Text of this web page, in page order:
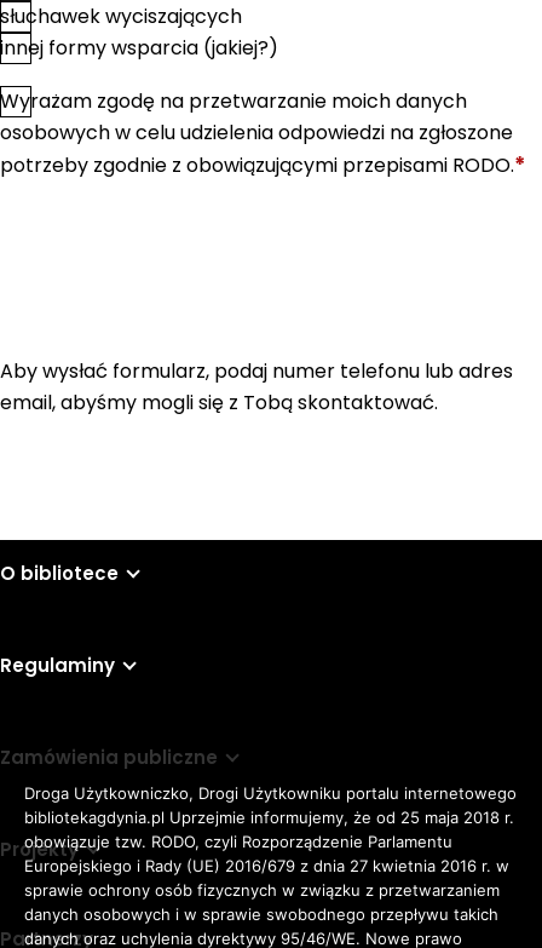
słuchawek wyciszających
innej formy wsparcia (jakiej?)
Zgoda*
Wyrażam zgodę na przetwarzanie moich danych
osobowych w celu udzielenia odpowiedzi na zgłoszone
potrzeby zgodnie z obowiązującymi przepisami RODO.*
Aby wysłać formularz, podaj numer telefonu lub adres
email, abyśmy mogli się z Tobą skontaktować.
O bibliotece
Regulaminy
Zamówienia publiczne
Projekty
Partnerzy
Droga Użytkowniczko, Drogi Użytkowniku portalu internetowego
bibliotekagdynia.pl Uprzejmie informujemy, że od 25 maja 2018 r.
obowiązuje tzw. RODO, czyli Rozporządzenie Parlamentu
Europejskiego i Rady (UE) 2016/679 z dnia 27 kwietnia 2016 r. w
sprawie ochrony osób fizycznych w związku z przetwarzaniem
danych osobowych i w sprawie swobodnego przepływu takich
danych oraz uchylenia dyrektywy 95/46/WE. Nowe prawo